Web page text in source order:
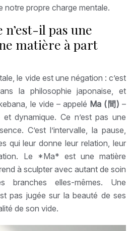
notre propre charge mentale.
il pas une
matière à part
le vide est une négation : c’est
la philosophie japonaise, et
le vide – appelé Ma (間) –
dynamique. Ce n’est pas une
C’est l’intervalle, la pause,
qui leur donne leur relation, leur
Le *Ma* est une matière
à sculpter avec autant de soin
elles-mêmes. Une
pas jugée sur la beauté de ses
de son vide.